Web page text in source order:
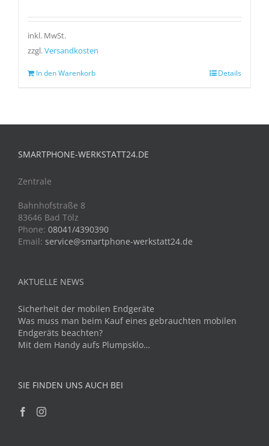
inkl. MwSt.
zzgl.Versandkosten
In den Warenkorb Details
SMARTPHONE-WERKSTATT24.DE
Zentrale
Bahnhofstraße 8
83646 Bad Tölz
Phone: 08041/4390390
Email: service@smartphone-werkstatt24.de
AKTUELLE NEWS
Sicherheit der mobilen Endgeräte
Was muss man beim Kauf eines gebrauchten mobilen
Endgeräts beachten?
Mit dem Handy aufs Plumpsklo…
SIE FINDEN UNS AUCH BEI